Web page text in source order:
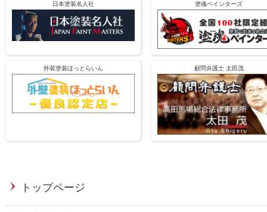
日本塗装名人社 塗魂ペインターズ
外装塗装ほっとらいん 顧問弁護士 太田茂
トップページ